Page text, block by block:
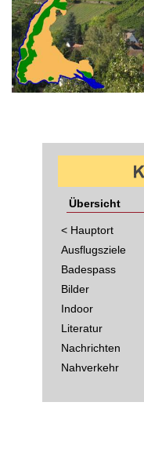
Übersicht
< Hauptort
Ausflugsziele
Badespass
Bilder
Indoor
Literatur
Nachrichten
Nahverkehr